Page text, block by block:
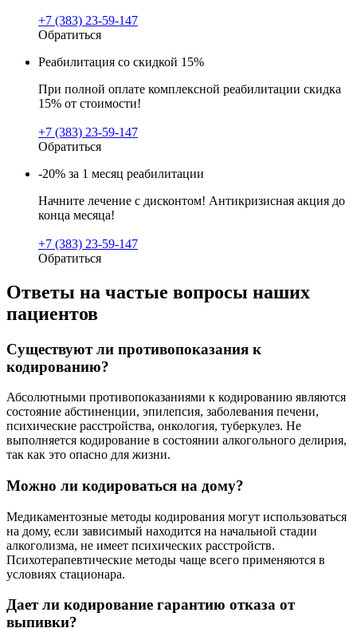
+7 (383) 23-59-147
Обратиться
Реабилитация со скидкой 15%
При полной оплате комплексной реабилитации скидка
15% от стоимости!
+7 (383) 23-59-147
Обратиться
-20% за 1 месяц реабилитации
Начните лечение с дисконтом! Антикризисная акция до
конца месяца!
+7 (383) 23-59-147
Обратиться
Ответы на частые вопросы наших
пациентов
Существуют ли противопоказания к
кодированию?
Абсолютными противопоказаниями к кодированию являются
состояние абстиненции, эпилепсия, заболевания печени,
психические расстройства, онкология, туберкулез. Не
выполняется кодирование в состоянии алкогольного делирия,
так как это опасно для жизни.
Можно ли кодироваться на дому?
Медикаментозные методы кодирования могут использоваться
на дому, если зависимый находится на начальной стадии
алкоголизма, не имеет психических расстройств.
Психотерапевтические методы чаще всего применяются в
условиях стационара.
Дает ли кодирование гарантию отказа от
выпивки?